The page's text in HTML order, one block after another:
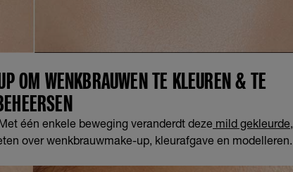
OM WENKBRAUWEN TE KLEUREN & TE
één enkele beweging veranderdt deze mild gekleurde,
over wenkbrauwmake-up, kleurafgave en modelleren.